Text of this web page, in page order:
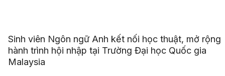
Sinh viên Ngôn ngữ Anh kết nối học thuật, mở rộng
hành trình hội nhập tại Trường Đại học Quốc gia
Malaysia